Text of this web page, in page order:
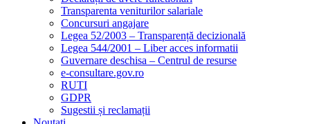
Transparenta veniturilor salariale
Concursuri angajare
Legea 52/2003 – Transparență decizională
Legea 544/2001 – Liber acces informatii
Guvernare deschisa – Centrul de resurse
e-consultare.gov.ro
RUTI
GDPR
Sugestii și reclamații